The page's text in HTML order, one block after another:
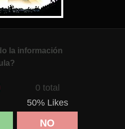
la información
0 total
50% Likes
NO